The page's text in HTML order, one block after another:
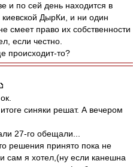
и по сей день находится в
киевской ДырКи, и ни один
смеет право их собственности
если честно.
происходит-то?
синяки решат. А вечером
27-го обещали...
решения принято пока не
сам я хотел,(ну если канешна